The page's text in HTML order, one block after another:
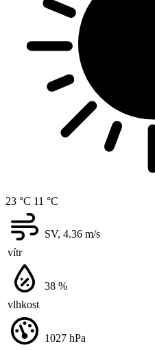
23 °C 11 °C
vítr
SV, 4.36 m/s
vlhkost
38 %
1027 hPa